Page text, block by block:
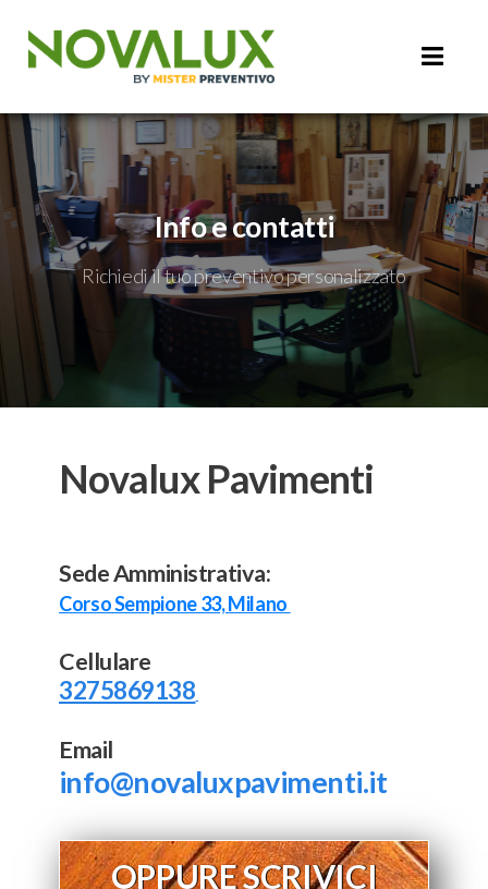
Info e contatti
Richiedi il tuo preventivo personalizzato
Novalux Pavimenti
Sede Amministrativa:
Corso Sempione 33, Milano
Cellulare
3275869138
Email
info@novaluxpavimenti.it
OPPURE SCRIVICI